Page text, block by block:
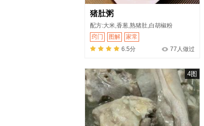
猪肚粥
配方:大米,香葱,熟猪肚,白胡椒粉
窍门
图解
家常
6.5分
77人做过
4图